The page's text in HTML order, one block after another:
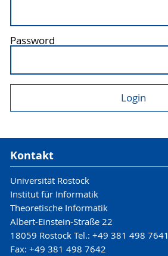
Password
Kontakt
Universität Rostock
Institut für Informatik
Theoretische Informatik
Albert-Einstein-Straße 22
18059 Rostock Tel.: +49 381 498 7641
Fax: +49 381 498 7642